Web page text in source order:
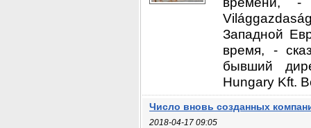
Западной
время, -
бывший
Hungary Kft.
Число вновь созданных
2018-04-17 09:05